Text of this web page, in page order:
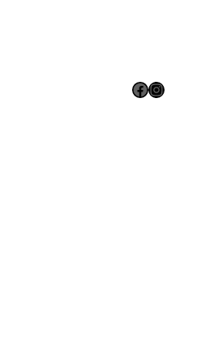
Facebook Instagram